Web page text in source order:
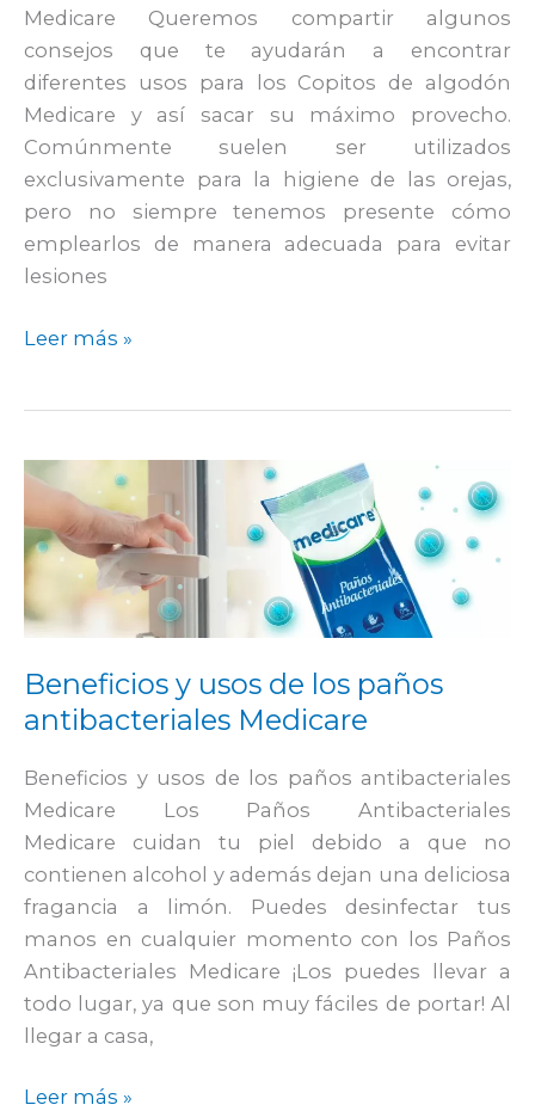
Medicare Queremos compartir algunos
consejos que te ayudarán a encontrar
diferentes usos para los Copitos de algodón
Medicare y así sacar su máximo provecho.
Comúnmente suelen ser utilizados
exclusivamente para la higiene de las orejas,
pero no siempre tenemos presente cómo
emplearlos de manera adecuada para evitar
lesiones
Leer más »
Beneficios y usos de los paños
antibacteriales Medicare
Beneficios y usos de los paños antibacteriales
Medicare Los Paños Antibacteriales
Medicare cuidan tu piel debido a que no
contienen alcohol y además dejan una deliciosa
fragancia a limón. Puedes desinfectar tus
manos en cualquier momento con los Paños
Antibacteriales Medicare ¡Los puedes llevar a
todo lugar, ya que son muy fáciles de portar! Al
llegar a casa,
Beneficios
usos
los
paños
antibacteriales
Medicare
Leer más »